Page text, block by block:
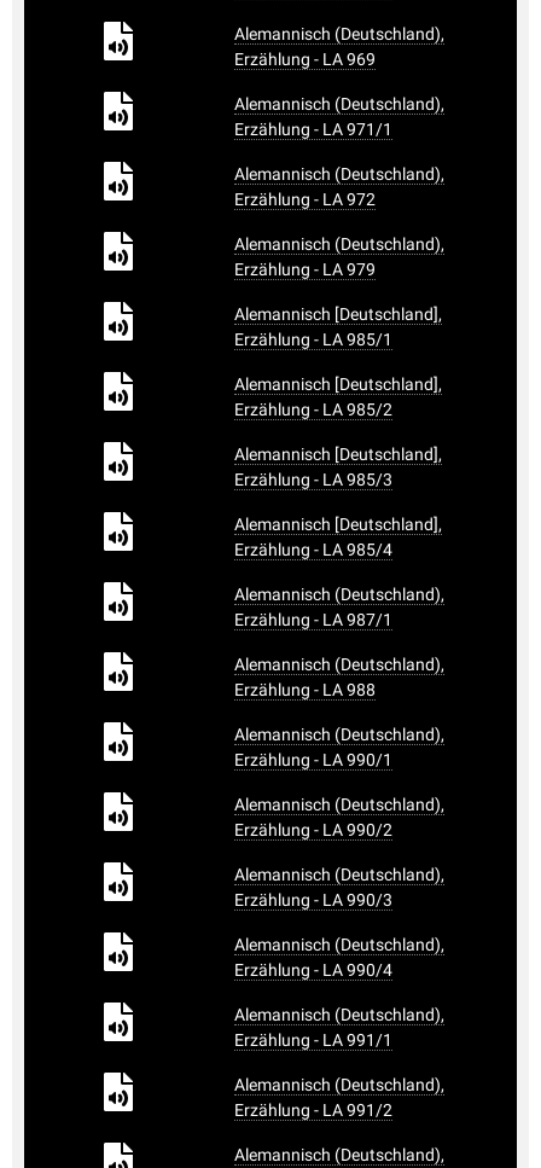
Alemannisch (Deutschland),
Erzählung - LA 969
Alemannisch (Deutschland),
Erzählung - LA 971/1
Alemannisch (Deutschland),
Erzählung - LA 972
Alemannisch (Deutschland),
Erzählung - LA 979
Alemannisch [Deutschland],
Erzählung - LA 985/1
Alemannisch [Deutschland],
Erzählung - LA 985/2
Alemannisch [Deutschland],
Erzählung - LA 985/3
Alemannisch [Deutschland],
Erzählung - LA 985/4
Alemannisch (Deutschland),
Erzählung - LA 987/1
Alemannisch (Deutschland),
Erzählung - LA 988
Alemannisch (Deutschland),
Erzählung - LA 990/1
Alemannisch (Deutschland),
Erzählung - LA 990/2
Alemannisch (Deutschland),
Erzählung - LA 990/3
Alemannisch (Deutschland),
Erzählung - LA 990/4
Alemannisch (Deutschland),
Erzählung - LA 991/1
Alemannisch (Deutschland),
Erzählung - LA 991/2
Alemannisch (Deutschland),